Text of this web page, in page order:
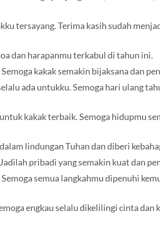
tersayang. Terima kasih sudah
dan harapanmu terkabul di tahun ini.
kakak semakin bijaksana dan
ada untukku. Semoga hari ulang
kakak terbaik. Semoga hidupmu
lindungan Tuhan dan diberi
pribadi yang semakin kuat dan
semua langkahmu dipenuhi
engkau selalu dikelilingi cinta dan